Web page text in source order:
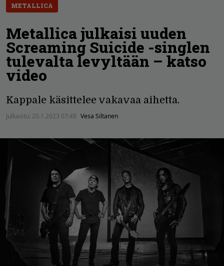
METALLICA
Metallica julkaisi uuden
Screaming Suicide -singlen
tulevalta levyltään – katso
video
Kappale käsittelee vakavaa aihetta.
Julkaistu: 20.1.2023 07:48 Vesa Siltanen